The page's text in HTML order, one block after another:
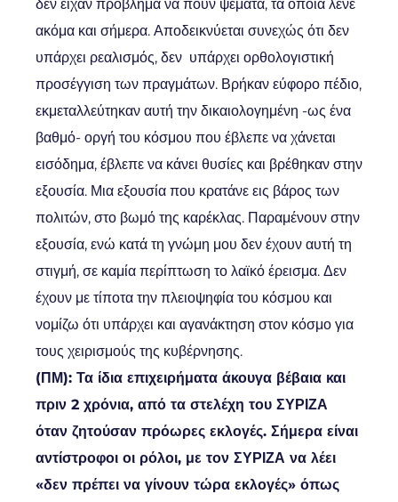
δεν είχαν πρόβλημα να πουν ψέματα, τα οποία λένε
ακόμα και σήμερα. Αποδεικνύεται συνεχώς ότι δεν
υπάρχει ρεαλισμός, δεν υπάρχει ορθολογιστική
προσέγγιση των πραγμάτων. Βρήκαν εύφορο πέδιο,
εκμεταλλεύτηκαν αυτή την δικαιολογημένη -ως ένα
βαθμό- οργή του κόσμου που έβλεπε να χάνεται
εισόδημα, έβλεπε να κάνει θυσίες και βρέθηκαν στην
εξουσία. Μια εξουσία που κρατάνε εις βάρος των
πολιτών, στο βωμό της καρέκλας. Παραμένουν στην
εξουσία, ενώ κατά τη γνώμη μου δεν έχουν αυτή τη
στιγμή, σε καμία περίπτωση το λαϊκό έρεισμα. Δεν
έχουν με τίποτα την πλειοψηφία του κόσμου και
νομίζω ότι υπάρχει και αγανάκτηση στον κόσμο για
τους χειρισμούς της κυβέρνησης.
(ΠΜ): Τα ίδια επιχειρήματα άκουγα βέβαια και
πριν 2 χρόνια, από τα στελέχη του ΣΥΡΙΖΑ
όταν ζητούσαν πρόωρες εκλογές. Σήμερα είναι
αντίστροφοι οι ρόλοι, με τον ΣΥΡΙΖΑ να λέει
«δεν πρέπει να γίνουν τώρα εκλογές» όπως